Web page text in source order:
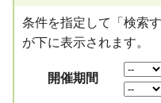
条件を指定して「検索
が下に表示されます。
開催期間